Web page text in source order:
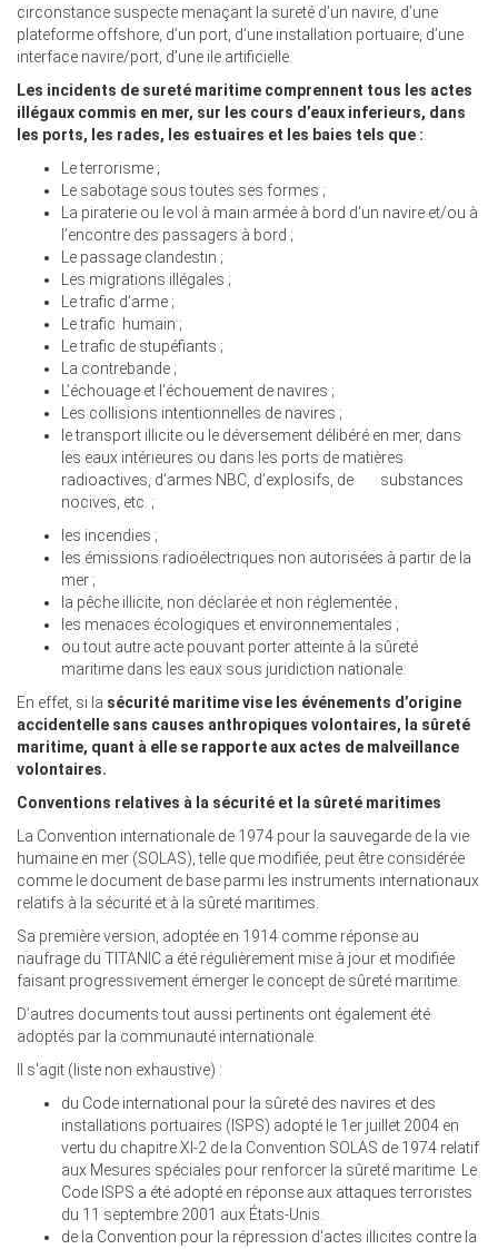
circonstance suspecte menaçant la sureté d’un navire, d’une
plateforme offshore, d’un port, d’une installation portuaire, d’une
interface navire/port, d’une ile artificielle.
Les incidents de sureté maritime comprennent tous les actes
illégaux commis en mer, sur les cours d’eaux inferieurs, dans
les ports, les rades, les estuaires et les baies tels que :
Le terrorisme ;
Le sabotage sous toutes ses formes ;
La piraterie ou le vol à main armée à bord d’un navire et/ou à
l’encontre des passagers à bord ;
Le passage clandestin ;
Les migrations illégales ;
Le trafic d’arme ;
Le trafic humain ;
Le trafic de stupéfiants ;
La contrebande ;
L’échouage et l’échouement de navires ;
Les collisions intentionnelles de navires ;
le transport illicite ou le déversement délibéré en mer, dans
les eaux intérieures ou dans les ports de matières
radioactives, d’armes NBC, d’explosifs, de substances
nocives, etc. ;
les incendies ;
les émissions radioélectriques non autorisées à partir de la
mer ;
la pêche illicite, non déclarée et non réglementée ;
les menaces écologiques et environnementales ;
ou tout autre acte pouvant porter atteinte à la sûreté
maritime dans les eaux sous juridiction nationale.
En effet, si la sécurité maritime vise les événements d’origine
accidentelle sans causes anthropiques volontaires, la sûreté
maritime, quant à elle se rapporte aux actes de malveillance
volontaires.
Conventions relatives à la sécurité et la sûreté maritimes
La Convention internationale de 1974 pour la sauvegarde de la vie
humaine en mer (SOLAS), telle que modifiée, peut être considérée
comme le document de base parmi les instruments internationaux
relatifs à la sécurité et à la sûreté maritimes.
Sa première version, adoptée en 1914 comme réponse au
naufrage du TITANIC a été régulièrement mise à jour et modifiée
faisant progressivement émerger le concept de sûreté maritime.
D’autres documents tout aussi pertinents ont également été
adoptés par la communauté internationale.
Il s’agit (liste non exhaustive) :
du Code international pour la sûreté des navires et des
installations portuaires (ISPS) adopté le 1er juillet 2004 en
vertu du chapitre XI-2 de la Convention SOLAS de 1974 relatif
aux Mesures spéciales pour renforcer la sûreté maritime. Le
Code ISPS a été adopté en réponse aux attaques terroristes
du 11 septembre 2001 aux États-Unis.
de la Convention pour la répression d'actes illicites contre la